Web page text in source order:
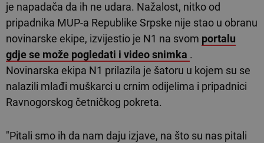
je napadača da ih ne udara. Nažalost, nitko od
pripadnika MUP-a Republike Srpske nije stao u obranu
novinarske ekipe, izvijestio je N1 na svom portalu
gdje se može pogledati i video snimka .
Novinarska ekipa N1 prilazila je šatoru u kojem su se
nalazili mlađi muškarci u crnim odijelima i pripadnici
Ravnogorskog četničkog pokreta.
"Pitali smo ih da nam daju izjave, na što su nas pitali